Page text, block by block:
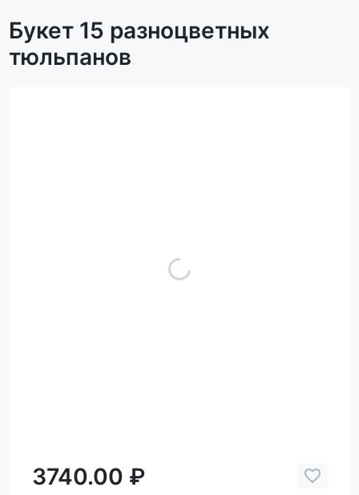
Букет 15 разноцветных
тюльпанов
3740.00 ₽